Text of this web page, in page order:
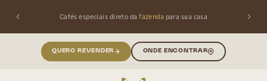
Cafés especiais direto dafazenda para sua casa
QUERO REVENDER ONDE ENCONTRAR